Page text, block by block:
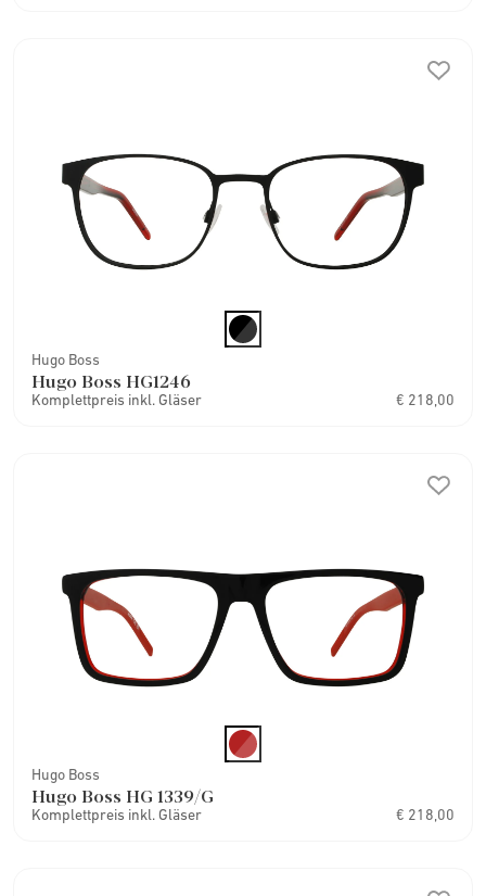
Hugo Boss
Hugo Boss HG1246
Komplettpreis inkl. Gläser € 218,00
Hugo Boss
Hugo Boss HG 1339/G
Komplettpreis inkl. Gläser € 218,00